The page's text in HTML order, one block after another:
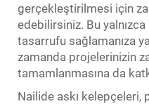
gerçekleştirilmesi için
edebilirsiniz. Bu
tasarrufu sağlamanıza
zamanda projelerinizin
tamamlanmasına da
Nailide askı kelepçeleri,